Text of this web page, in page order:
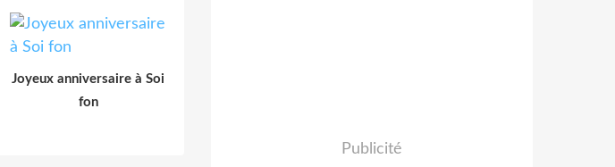
Joyeux anniversaire à Soi
fon
Publicité